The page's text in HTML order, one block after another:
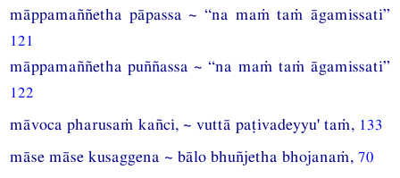
māppamaññetha pāpassa ~ “na maṁ taṁ āgamissati”
121
māppamaññetha puññassa ~ “na maṁ taṁ āgamissati”
122
māvoca pharusaṁ kañci, ~ vuttā paṭivadeyyu' taṁ, 133
māse māse kusaggena ~ bālo bhuñjetha bhojanaṁ,70